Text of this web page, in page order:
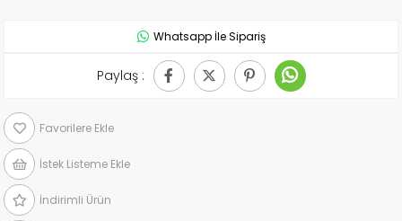
Whatsapp İle Sipariş
Paylaş :
Favorilere Ekle
İstek Listeme Ekle
İndirimli Ürün